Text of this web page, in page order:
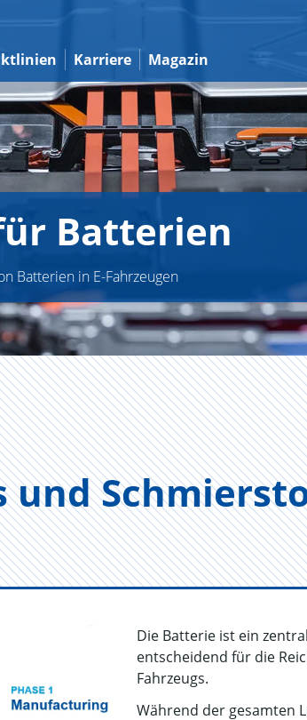
Karriere Magazin
Batterien
Batterien in E-Fahrzeugen
und
Die Batterie ist ein
entscheidend für die
Fahrzeugs.
Während der gesamten